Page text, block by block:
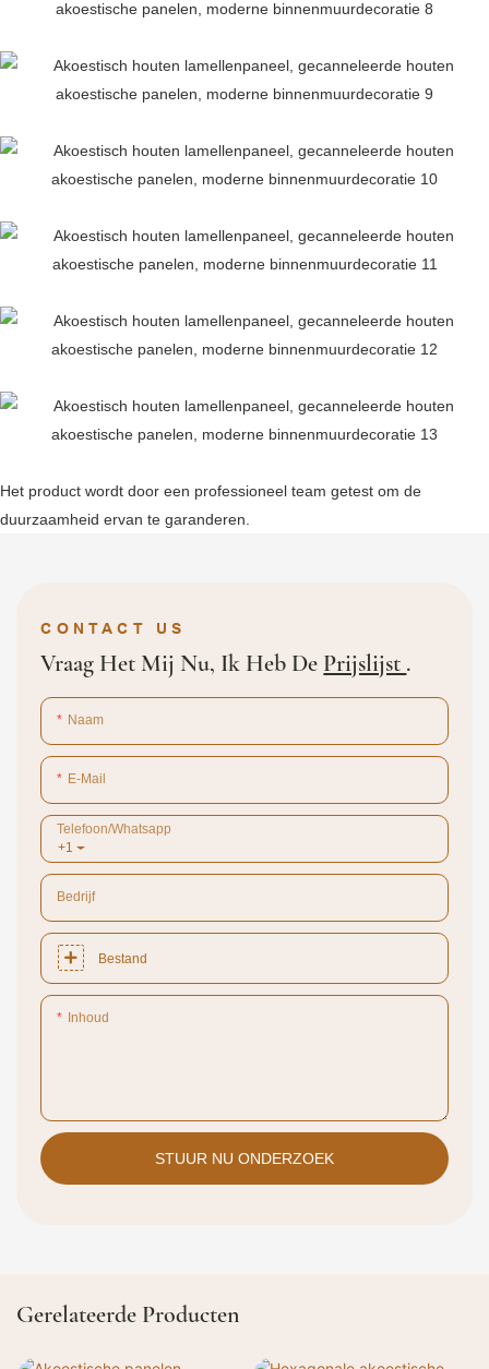
Het product wordt door een professioneel team getest om de
duurzaamheid ervan te garanderen.
CONTACT US
Vraag Het Mij Nu, Ik Heb De Prijslijst .
Naam
E-Mail
+1
Telefoon/whatsapp
Bedrijf
Bestand
Inhoud
STUUR NU ONDERZOEK
Gerelateerde Producten